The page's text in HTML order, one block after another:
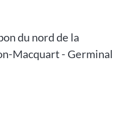
du nord de la
Macquart - Germinal